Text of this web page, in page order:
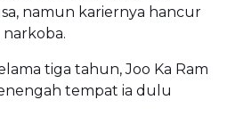
namun kariernya hancur
tiga tahun, Joo Ka Ram
tempat ia dulu